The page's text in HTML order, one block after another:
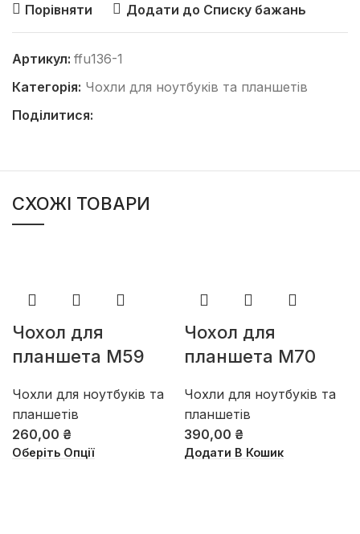
Порівняти Додати до Списку бажань
Артикул: ffu136-1
Категорія: Чохли для ноутбуків та планшетів
Поділитися:
СХОЖІ ТОВАРИ
Чохол для
планшета М59
Чохли для ноутбуків та
планшетів
260,00 ₴
Оберіть Опції
Чохол для
планшета М70
Чохли для ноутбуків та
планшетів
390,00 ₴
Додати В Кошик